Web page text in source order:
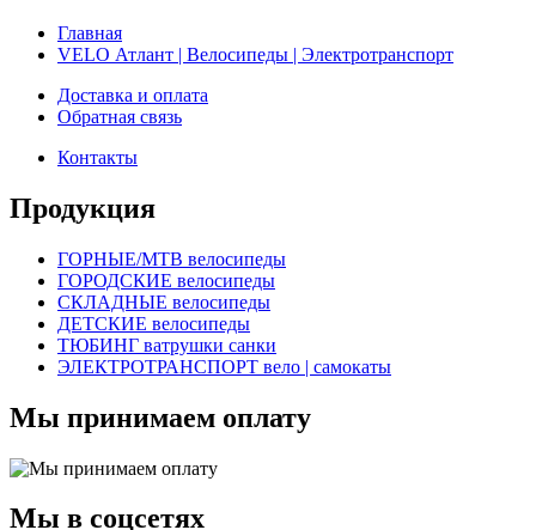
Главная
VELO Атлант | Велосипеды | Электротранспорт
Доставка и оплата
Обратная связь
Контакты
Продукция
ГОРНЫЕ/MTB велосипеды
ГОРОДСКИЕ велосипеды
СКЛАДНЫЕ велосипеды
ДЕТСКИЕ велосипеды
ТЮБИНГ ватрушки санки
ЭЛЕКТРОТРАНСПОРТ вело | самокаты
Мы принимаем оплату
Мы в соцсетях